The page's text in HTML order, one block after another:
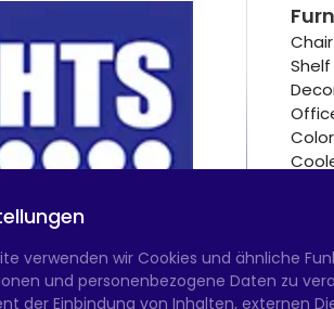
verwenden wir Cookies und ähnliche
und personenbezogene Daten zu
der Einbindung von Inhalten, externen